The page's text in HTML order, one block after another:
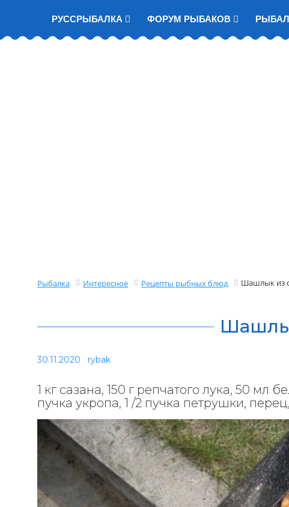
РУССРЫБАЛКА ФОРУМ РЫБАКОВ
Рыбалка Интересное Рецепты рыбных блюд Шашлык из
30.11.2020 rybak
1 кг сазана, 150 г репчатого лука, 50 мл
пучка укропа, 1 /2 пучка петрушки,